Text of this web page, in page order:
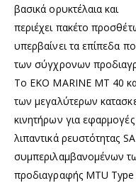
βασικά ορυκτέλαια και
περιέχει πακέτο
υπερβαίνει τα επίπεδα
των σύγχρονων
Το EKO MARINE MT 40
των μεγαλύτερων
κινητήρων για
λιπαντικά ρευστότητας
συμπεριλαμβανομένων
προδιαγραφής MTU Type